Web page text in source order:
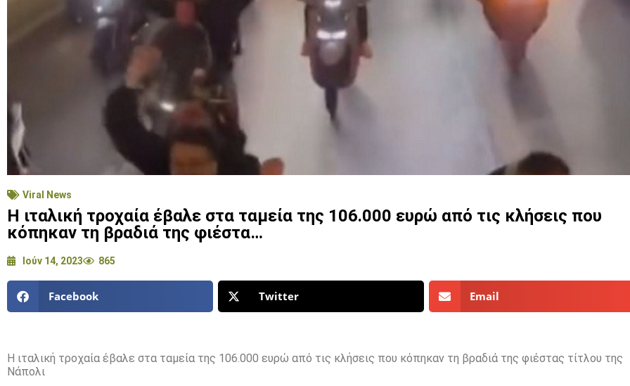
Viral News
Η ιταλική τροχαία έβαλε στα ταμεία της 106.000 ευρώ από τις κλήσεις που
κόπηκαν τη βραδιά της φιέστα…
Ιούν 14, 2023 865
Facebook Twitter Email
Η ιταλική τροχαία έβαλε στα ταμεία της 106.000 ευρώ από τις κλήσεις που κόπηκαν τη βραδιά της φιέστας τίτλου της
Νάπολι